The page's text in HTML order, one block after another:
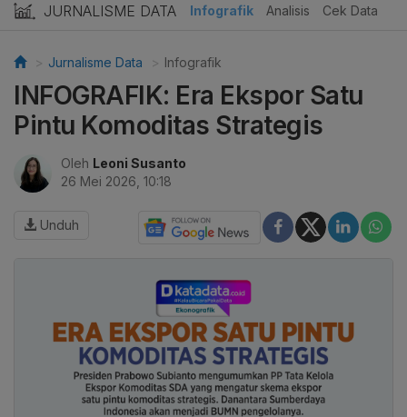
JURNALISME DATA Infografik Analisis Cek Data
Jurnalisme Data Infografik
INFOGRAFIK: Era Ekspor Satu
Pintu Komoditas Strategis
Oleh Leoni Susanto
26 Mei 2026, 10:18
Unduh